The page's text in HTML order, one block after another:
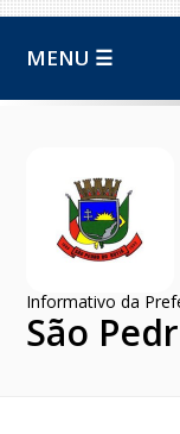
MENU ☰
Informativo da
São